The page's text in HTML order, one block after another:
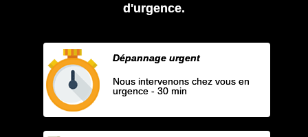
d'urgence.
Dépannage urgent
Nous intervenons chez vous en
urgence - 30 min